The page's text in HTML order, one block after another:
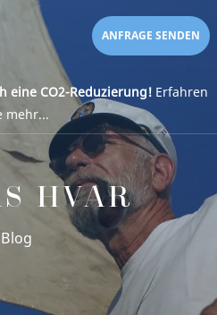
ANFRAGE SENDEN
eine CO2-Reduzierung!Erfahren
mehr...
HVAR
Blog